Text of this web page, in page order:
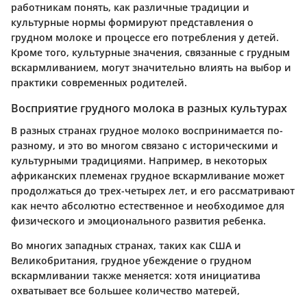
работникам понять, как различные традиции и
культурные нормы формируют представления о
грудном молоке и процессе его потребления у детей.
Кроме того, культурные значения, связанные с грудным
вскармливанием, могут значительно влиять на выбор и
практики современных родителей.
Восприятие грудного молока в разных культурах
В разных странах грудное молоко воспринимается по-
разному, и это во многом связано с историческими и
культурными традициями. Например, в некоторых
африканских племенах грудное вскармливание может
продолжаться до трех-четырех лет, и его рассматривают
как нечто абсолютно естественное и необходимое для
физического и эмоционального развития ребенка.
Во многих западных странах, таких как США и
Великобритания, грудное убеждение о грудном
вскармливании также меняется: хотя инициатива
охватывает все большее количество матерей,